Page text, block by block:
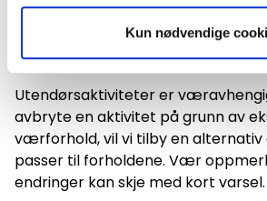
Kun nødvendige
turplanen. Hvis vi ikke kan tilby en
grunn av uforutsette situasjoner, vil
en lignende tjeneste.
Utendørsaktiviteter er
avbryte en aktivitet på grunn av
værforhold, vil vi tilby en
passer til forholdene. Vær
endringer kan skje med kort varsel.